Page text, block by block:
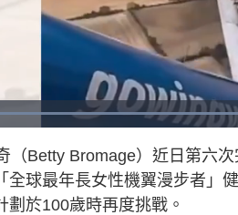
L
o
e
d
:
1
0
（Betty Bromage）近日第六
全球最年長女性機翼漫步者」
於100歲時再度挑戰。